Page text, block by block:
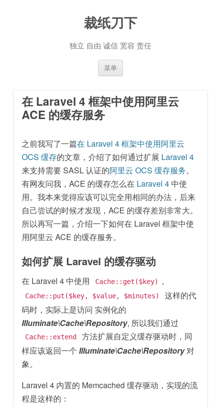
裁纸刀下
独立 自由 诚信 宽容 责任
菜单
在 Laravel 4 框架中使用阿里云
ACE 的缓存服务
之前我写了一篇在 Laravel 4 框架中使用阿里云
OCS 缓存的文章，介绍了如何通过扩展 Laravel 4
来支持需要 SASL 认证的阿里云 OCS 缓存服务。
有网友问我，ACE 的缓存怎么在 Laravel 4 中使
用。我本来觉得应该可以完全用相同的办法，后来
自己尝试的时候才发现，ACE 的缓存差别非常大。
所以再写一篇，介绍一下如何在 Laravel 框架中使
用阿里云 ACE 的缓存服务。
如何扩展 Laravel 的缓存驱动
在 Laravel 4 中使用 Cache::get($key) ,
Cache::put($key, $value, $minutes)
这样的代
码时，实际上是访问 实例化的
Illuminate\Cache\Repository, 所以我们通过
Cache::extend
方法扩展自定义缓存驱动时，同
样应该返回一个Illuminate\Cache\Repository对
象。
Laravel 4 内置的 Memcached 缓存驱动，实现的流
程是这样的：